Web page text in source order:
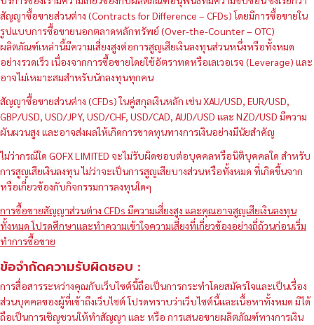
สัญญาซื้อขายส่วนต่าง (Contracts for Difference – CFDs) โดยมีการซื้อขายใน
รูปแบบการซื้อขายนอกตลาดหลักทรัพย์ (Over-the-Counter – OTC)
ผลิตภัณฑ์เหล่านี้มีความเสี่ยงสูงต่อการสูญเสียเงินลงทุนส่วนหนึ่งหรือทั้งหมด
อย่างรวดเร็ว เนื่องจากการซื้อขายโดยใช้อัตราทดหรือเลเวอเรจ (Leverage) และ
อาจไม่เหมาะสมสำหรับนักลงทุนทุกคน
สัญญาซื้อขายส่วนต่าง (CFDs) ในคู่สกุลเงินหลัก เช่น XAU/USD, EUR/USD,
GBP/USD, USD/JPY, USD/CHF, USD/CAD, AUD/USD และ NZD/USD มีความ
ผันผวนสูง และอาจส่งผลให้เกิดการขาดทุนทางการเงินอย่างมีนัยสำคัญ
ไม่ว่ากรณีใด GOFX LIMITED จะไม่รับผิดชอบต่อบุคคลหรือนิติบุคคลใด สำหรับ
การสูญเสียเงินลงทุน ไม่ว่าจะเป็นการสูญเสียบางส่วนหรือทั้งหมด ที่เกิดขึ้นจาก
หรือเกี่ยวข้องกับกิจกรรมการลงทุนใดๆ
การซื้อขายสัญญาส่วนต่าง CFDs มีความเสี่ยงสูง และคุณอาจสูญเสียเงินลงทุน
ทั้งหมด โปรดศึกษาและทำความเข้าใจความเสี่ยงที่เกี่ยวข้องอย่างถี่ถ้วนก่อนเริ่ม
ทำการซื้อขาย
ข้อจำกัดความรับผิดชอบ :
การสื่อสารระหว่างคุณกับเว็บไซต์นี้ถือเป็นการกระทำโดยสมัครใจและเป็นเรื่อง
ส่วนบุคคลของผู้ที่เข้าถึงเว็บไซต์ โปรดทราบว่าเว็บไซต์นี้และเนื้อหาทั้งหมด มิได้
ถือเป็นการเชิญชวนให้ทำสัญญา และ หรือ การเสนอขายผลิตภัณฑ์ทางการเงิน